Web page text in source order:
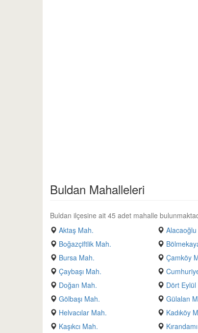
Buldan Mahalleleri
Buldan ilçesine ait 45 adet mahalle
Aktaş Mah.
Boğazçiftlik Mah.
Bursa Mah.
Çamköy
Çaybaşı Mah.
Doğan Mah.
Dört
Gölbaşı Mah.
Gülalan
Helvacılar Mah.
Kadıköy
Kaşıkcı Mah.